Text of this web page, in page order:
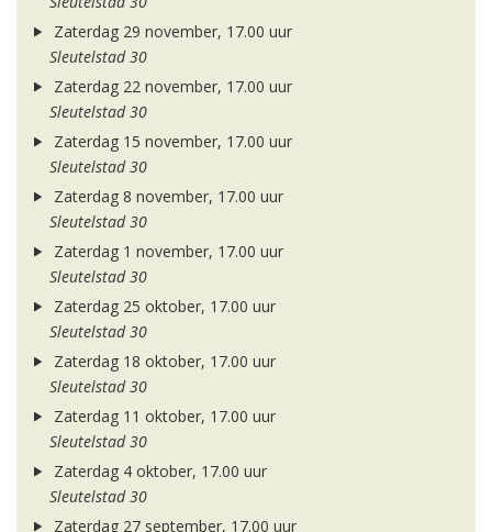
Zaterdag 29 november, 17.00 uur
Sleutelstad 30
Zaterdag 22 november, 17.00 uur
Sleutelstad 30
Zaterdag 15 november, 17.00 uur
Sleutelstad 30
Zaterdag 8 november, 17.00 uur
Sleutelstad 30
Zaterdag 1 november, 17.00 uur
Sleutelstad 30
Zaterdag 25 oktober, 17.00 uur
Sleutelstad 30
Zaterdag 18 oktober, 17.00 uur
Sleutelstad 30
Zaterdag 11 oktober, 17.00 uur
Sleutelstad 30
Zaterdag 4 oktober, 17.00 uur
Sleutelstad 30
Zaterdag 27 september, 17.00 uur